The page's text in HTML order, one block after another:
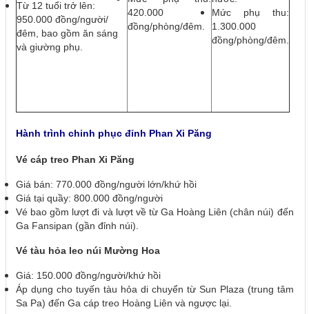
Từ 12 tuổi trở lên:
950.000 đồng/người/
đêm, bao gồm ăn sáng
và giường phụ.
420.000
đồng/phòng/đêm.
Mức phụ thu:
1.300.000
đồng/phòng/đêm.
Hành trình chinh phục đỉnh Phan Xi Păng
Vé cáp treo Phan Xi Păng
Giá bán: 770.000 đồng/người lớn/khứ hồi
Giá tại quầy: 800.000 đồng/người
Vé bao gồm lượt đi và lượt về từ Ga Hoàng Liên (chân núi) đến
Ga Fansipan (gần đỉnh núi).
Vé tàu hỏa leo núi Mường Hoa
Giá: 150.000 đồng/người/khứ hồi
Áp dụng cho tuyến tàu hỏa di chuyển từ Sun Plaza (trung tâm
Sa Pa) đến Ga cáp treo Hoàng Liên và ngược lại.